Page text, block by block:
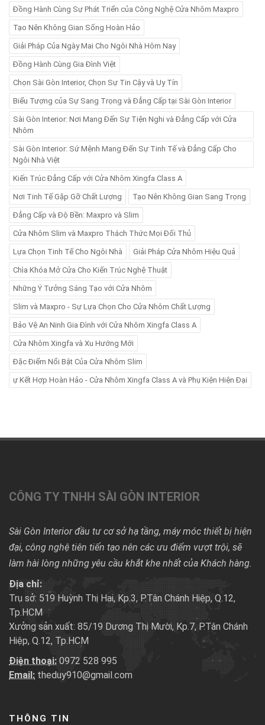
Đồng Hành Cùng Sự Phát Triển của Công Nghệ Cửa Nhôm Maxpro
Tạo Nên Không Gian Sống Hoàn Hảo
Giải Pháp Của Ngày Mai Cho Ngôi Nhà Hôm Nay
Đồng Hành Cùng Gia Đình Việt
Chọn Sài Gòn Interior, Chọn Sự Tin Cậy và Uy Tín
Biểu Tượng của Sự Sang Trọng và Đẳng Cấp tại Sài Gòn Interior
Sài Gòn Interior: Nơi Mang Đến Sự Tiện Nghi và Đẳng Cấp với Cửa
Nhôm
Sài Gòn Interior: Sứ Mệnh Mang Đến Sự Tinh Tế và Đẳng Cấp Cho
Ngôi Nhà Việt
Kiến Trúc Đẳng Cấp với Cửa Nhôm Xingfa Class A
Nơi Tinh Tế Gặp Gỡ Chất Lượng Tạo Nên Không Gian Sang Trọng
Đẳng Cấp và Độ Bền: Maxpro và Slim
Cửa Nhôm Slim và Maxpro Thách Thức Mọi Đối Thủ
Lựa Chọn Tinh Tế Cho Ngôi Nhà Giải Pháp Cửa Nhôm Hiệu Quả
Chìa Khóa Mở Cửa Cho Kiến Trúc Nghệ Thuật
Những Ý Tưởng Sáng Tạo với Cửa Nhôm
Slim và Maxpro - Sự Lựa Chọn Cho Cửa Nhôm Chất Lượng
Bảo Vệ An Ninh Gia Đình với Cửa Nhôm Xingfa Class A
Cửa Nhôm Xingfa và Xu Hướng Mới
Đặc Điểm Nổi Bật Của Cửa Nhôm Slim
ự Kết Hợp Hoàn Hảo - Cửa Nhôm Xingfa Class A và Phụ Kiện Hiện Đại
CÔNG TY TNHH SÀI GÒN INTERIOR
Sài Gòn Interior đầu tư cơ sở hạ tầng, máy móc thiết bị hiện
đại, công nghệ tiên tiến tạo nên các ưu điểm vượt trội, sẽ
làm hài lòng những yêu cầu khắt khe nhất của Khách hàng.
Địa chỉ:
Trụ sở: 519 Huỳnh Thị Hai, Kp.3, P.Tân Chánh Hiệp, Q.12,
Tp.HCM
Xưởng sản xuất: 85/19 Dương Thị Mười, Kp.7, P.Tân Chánh
Hiệp, Q.12, Tp.HCM
Điện thoại: 0972 528 995
Email: theduy910@gmail.com
THÔNG TIN